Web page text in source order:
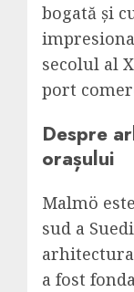
bogată și
secolul al
port
Despre
orașului
Malmö
sud a
a fost